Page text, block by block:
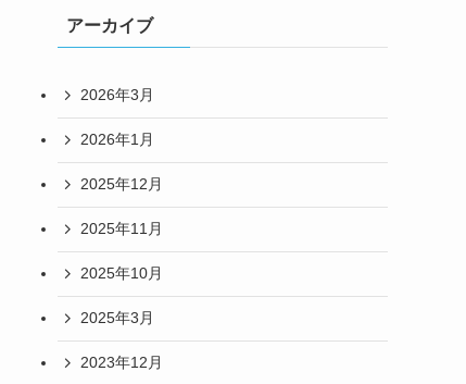
アーカイブ
2026年3月
2026年1月
2025年12月
2025年11月
2025年10月
2025年3月
2023年12月